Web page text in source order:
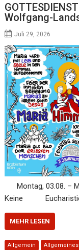
Wolfgang-
Juli 29, 2026
Montag, 03.08. –
Keine
MEHR LESEN
Allgemein Allgemeines